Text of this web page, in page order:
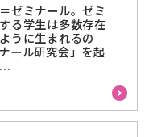
ゼミナール。ゼミ
る学生は多数存在
うに生まれるの
ール研究会」を起